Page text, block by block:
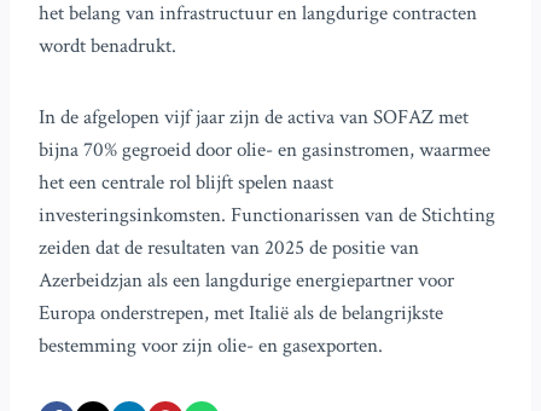
het belang van infrastructuur en langdurige contracten
wordt benadrukt.
In de afgelopen vijf jaar zijn de activa van SOFAZ met
bijna 70% gegroeid door olie- en gasinstromen, waarmee
het een centrale rol blijft spelen naast
investeringsinkomsten. Functionarissen van de Stichting
zeiden dat de resultaten van 2025 de positie van
Azerbeidzjan als een langdurige energiepartner voor
Europa onderstrepen, met Italië als de belangrijkste
bestemming voor zijn olie- en gasexporten.